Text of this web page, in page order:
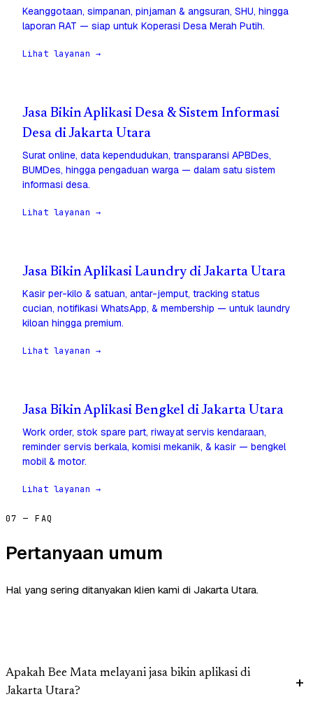
Keanggotaan, simpanan, pinjaman & angsuran, SHU, hingga
laporan RAT — siap untuk Koperasi Desa Merah Putih.
Lihat layanan →
Jasa Bikin Aplikasi Desa & Sistem Informasi
Desa di Jakarta Utara
Surat online, data kependudukan, transparansi APBDes,
BUMDes, hingga pengaduan warga — dalam satu sistem
informasi desa.
Lihat layanan →
Jasa Bikin Aplikasi Laundry di Jakarta Utara
Kasir per-kilo & satuan, antar-jemput, tracking status
cucian, notifikasi WhatsApp, & membership — untuk laundry
kiloan hingga premium.
Lihat layanan →
Jasa Bikin Aplikasi Bengkel di Jakarta Utara
Work order, stok spare part, riwayat servis kendaraan,
reminder servis berkala, komisi mekanik, & kasir — bengkel
mobil & motor.
Lihat layanan →
07 — FAQ
Pertanyaan umum
Hal yang sering ditanyakan klien kami di Jakarta Utara.
Apakah Bee Mata melayani jasa bikin aplikasi di
Jakarta Utara?